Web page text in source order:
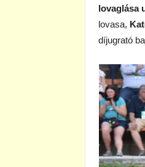
lovaglása
lovasa,
díjugrató